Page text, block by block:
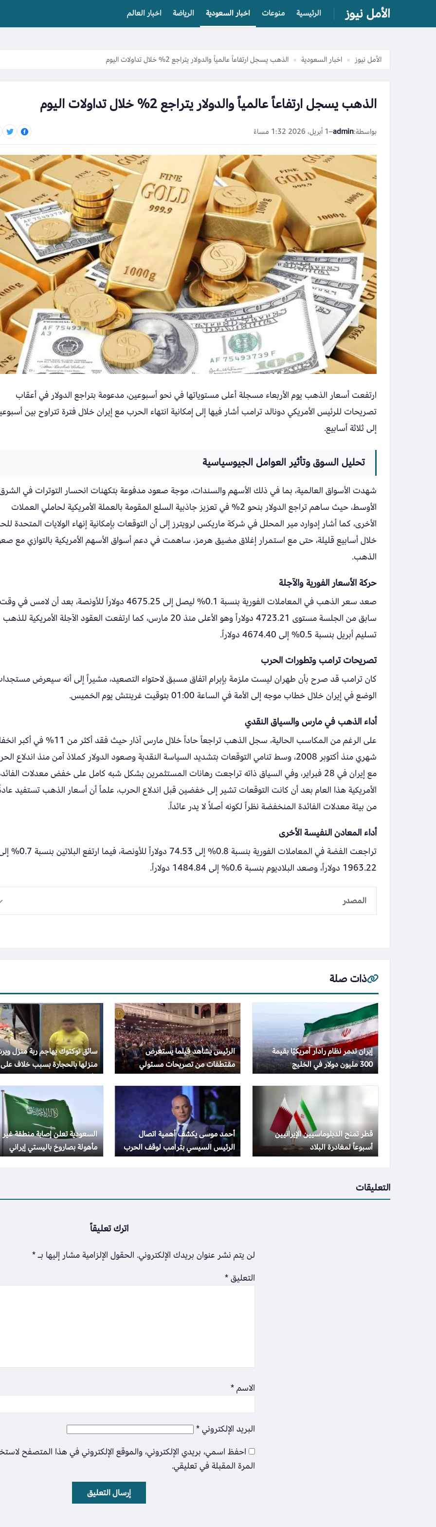
الأمل نيوز الرئيسية منوعات اخبار السعودية الرياضة اخبار العالم
الأمل نيوز » اخبار السعودية » الذهب يسجل ارتفاعاً عالمياً والدولار يتراجع 2% خلال تداولات اليوم
الذهب يسجل ارتفاعاً عالمياً والدولار يتراجع 2% خلال تداولات اليوم
بواسطة:admin
–1 أبريل، 2026 1:32 مساءً
ارتفعت أسعار الذهب يوم الأربعاء مسجلة أعلى مستوياتها في نحو أسبوعين، مدعومة بتراجع الدولار في أعقاب
تصريحات للرئيس الأمريكي دونالد ترامب أشار فيها إلى إمكانية انتهاء الحرب مع إيران خلال فترة تتراوح بين
إلى ثلاثة أسابيع.
تحليل السوق وتأثير العوامل الجيوسياسية
شهدت الأسواق العالمية، بما في ذلك الأسهم والسندات، موجة صعود مدفوعة بتكهنات انحسار التوترات في
الأوسط، حيث ساهم تراجع الدولار بنحو 2% في تعزيز جاذبية السلع المقومة بالعملة الأمريكية لحاملي العملات
الأخرى، كما أشار إدوارد مير المحلل في شركة ماريكس لرويترز إلى أن التوقعات بإمكانية إنهاء الولايات المتحدة
خلال أسابيع قليلة، حتى مع استمرار إغلاق مضيق هرمز، ساهمت في دعم أسواق الأسهم الأمريكية بالتوازي مع
الذهب.
حركة الأسعار الفورية والآجلة
صعد سعر الذهب في المعاملات الفورية بنسبة 0.1% ليصل إلى 4675.25 دولاراً للأونصة، بعد أن لامس في
سابق من الجلسة مستوى 4723.21 دولاراً وهو الأعلى منذ 20 مارس، كما ارتفعت العقود الآجلة الأمريكية للذهب
تسليم أبريل بنسبة 0.5% إلى 4674.40 دولاراً.
تصريحات ترامب وتطورات الحرب
كان ترامب قد صرح بأن طهران ليست ملزمة بإبرام اتفاق مسبق لاحتواء التصعيد، مشيراً إلى أنه سيعرض
الوضع في إيران خلال خطاب موجه إلى الأمة في الساعة 01:00 بتوقيت غرينتش يوم الخميس.
أداء الذهب في مارس والسياق النقدي
على الرغم من المكاسب الحالية، سجل الذهب تراجعاً حاداً خلال مارس آذار حيث فقد أكثر
شهري منذ أكتوبر 2008، وسط تنامي التوقعات بتشديد السياسة النقدية وصعود الدولار كملاذ آمن منذ اندلاع
مع إيران في 28 فبراير، وفي السياق ذاته تراجعت رهانات المستثمرين بشكل شبه كامل على خفض معدلات
الأمريكية هذا العام بعد أن كانت التوقعات تشير إلى خفضين قبل اندلاع الحرب، علماً أن أسعار الذهب تستفيد
من بيئة معدلات الفائدة المنخفضة نظراً لكونه أصلاً لا يدر عائداً.
أداء المعادن النفيسة الأخرى
تراجعت الفضة في المعاملات الفورية بنسبة 0.8% إلى 74.53 دولاراً للأونصة، فيما ارتفع
1963.22 دولاراً، وصعد البلاديوم بنسبة 0.6% إلى 1484.84 دولاراً.
المصدر
ذات صلة
إيران تدمر نظام رادار أمريكيًا بقيمة
300 مليون دولار في الخليج
الرئيس يشاهد فيلما يستعرض
مقتطفات من تصريحات مسئولي
شركات الطاقة خلال إيجبس 2026
سائق توكتوك يهاجم ربة منزل
منزلها بالحجارة بسبب خلاف على
الأجرة
قطر تمنح الدبلوماسيين الإيرانيين
أسبوعاً لمغادرة البلاد
أحمد موسى يكشف أهمية اتصال
الرئيس السيسي بترامب لوقف الحرب
السعودية تعلن إصابة منطقة غير
مأهولة بصاروخ باليستي إيراني
التعليقات
اترك تعليقاً
لن يتم نشر عنوان بريدك الإلكتروني. الحقول الإلزامية مشار إليها بـ*
التعليق*
الاسم*
البريد الإلكتروني*
احفظ اسمي، بريدي الإلكتروني، والموقع الإلكتروني في هذا المتصفح
المرة المقبلة في تعليقي.